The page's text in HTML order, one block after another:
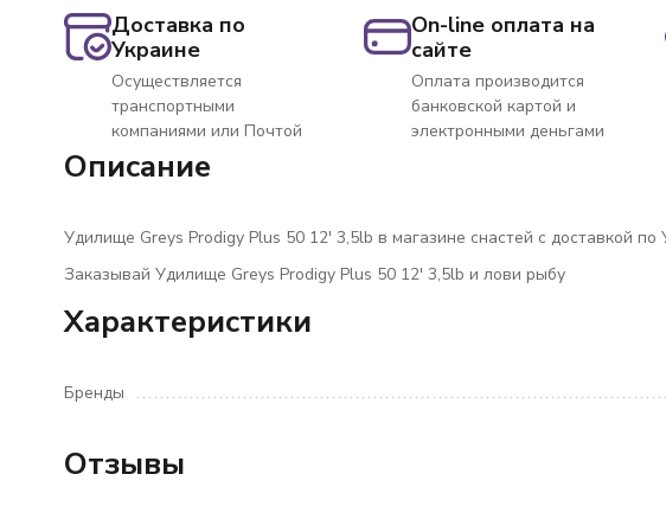
Доставка по
Украине
Осуществляется
транспортными
компаниями или Почтой
On-line оплата на
сайте
Оплата производится
банковской картой и
электронными деньгами
Описание
Удилище Greys Prodigy Plus 50 12' 3,5lb в магазине снастей с доставкой по
Заказывай Удилище Greys Prodigy Plus 50 12' 3,5lb и лови рыбу
Характеристики
Бренды
Отзывы